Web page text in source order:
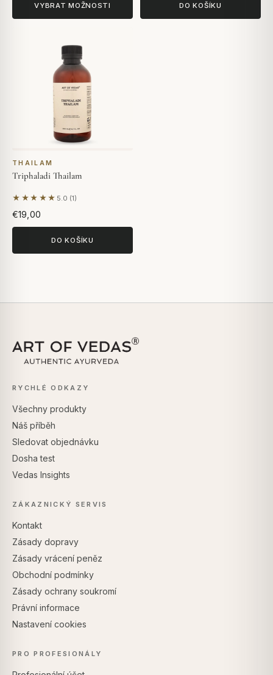
VYBRAT MOŽNOSTI DO KOŠÍKU
THAILAM
Triphaladi Thailam
★★★★★ 5.0 (1)
Na základě 1 hodnocení
€19,00
DO KOŠÍKU
RYCHLÉ ODKAZY
Všechny produkty
Náš příběh
Sledovat objednávku
Dosha test
Vedas Insights
ZÁKAZNICKÝ SERVIS
Kontakt
Zásady dopravy
Zásady vrácení peněz
Obchodní podmínky
Zásady ochrany soukromí
Právní informace
Nastavení cookies
PRO PROFESIONÁLY